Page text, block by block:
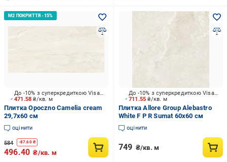
471.58₴/кв. м
До -10% з суперкредиткою Visa Вигода
Плитка Opoczno Camelia cream
29,7x60 см
оцінити
584 -87.60₴
496.40 ₴/кв. м
711.55₴/кв. м
До -10% з суперкредиткою Visa Вигода
Плитка Allore Group Alebastro
White F P R Sumat 60x60 см
оцінити
749 ₴/кв. м